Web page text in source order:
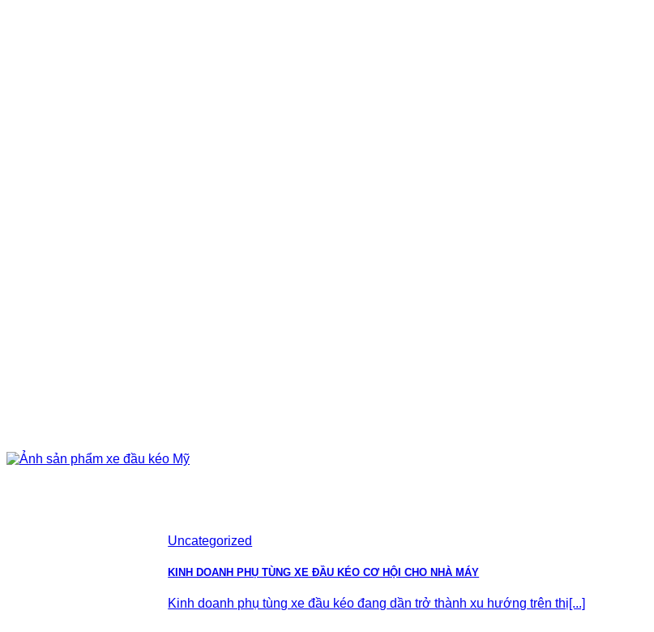
Uncategorized
KINH DOANH PHỤ TÙNG XE ĐẦU KÉO CƠ HỘI CHO NHÀ MÁY
Kinh doanh phụ tùng xe đầu kéo đang dần trở thành xu hướng trên thị[...]